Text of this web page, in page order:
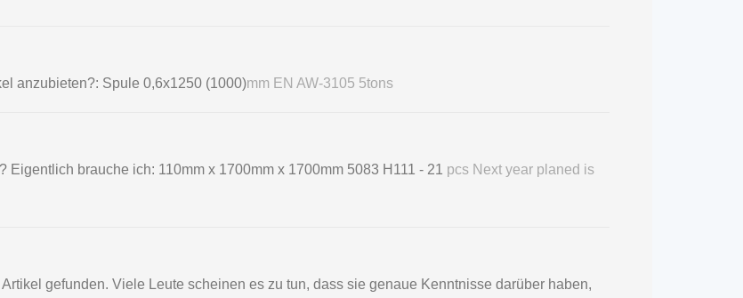
anzubieten?: Spule 0,6х1250 (1000)mm EN AW-3105 5tons
brauche ich: 110mm x 1700mm x 1700mm 5083 H111 - 21 pcs Next year planed is
gefunden. Viele Leute scheinen es zu tun, dass sie genaue Kenntnisse darüber haben,